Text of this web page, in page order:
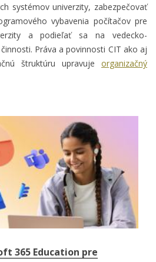
systémov univerzity, zabezpečovať
vybavenia počítačov pre
a podieľať sa na vedecko-
Práva a povinnosti CIT ako aj
štruktúru upravuje organizačný
365 Education pre